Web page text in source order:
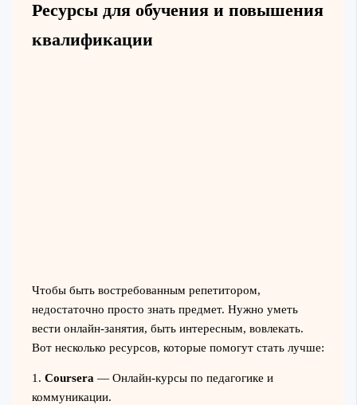
Ресурсы для обучения и повышения
квалификации
Чтобы быть востребованным репетитором,
недостаточно просто знать предмет. Нужно уметь
вести онлайн-занятия, быть интересным, вовлекать.
Вот несколько ресурсов, которые помогут стать лучше:
1. Coursera— Онлайн-курсы по педагогике и
коммуникации.